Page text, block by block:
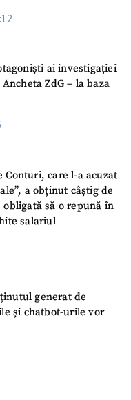
ai investigației
ZdG – la baza
Conturi, care l-a acuzat
a obținut câștig de
să o repună în
salariul
generat de
și chatbot-urile vor